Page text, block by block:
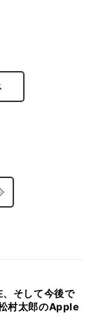
そして今後で
村太郎のApple